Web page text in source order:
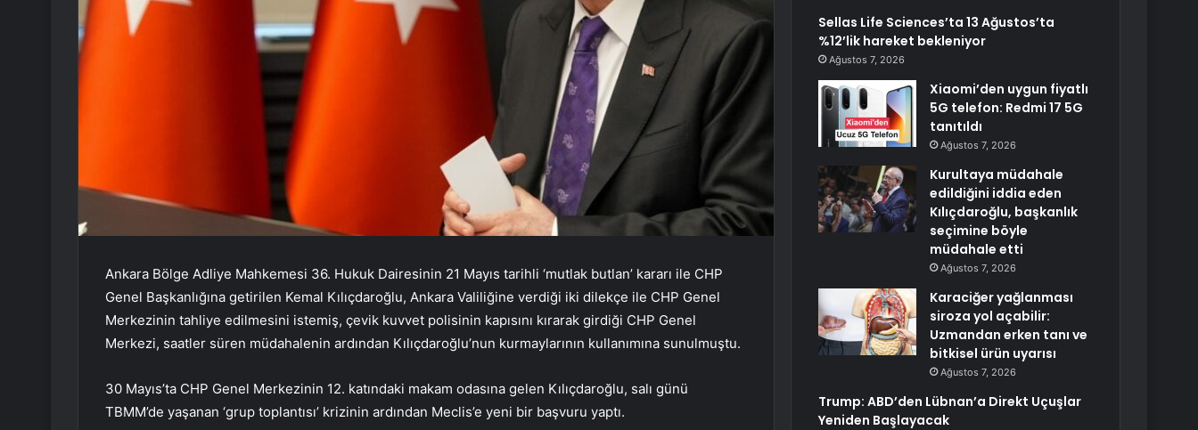
Ankara Bölge Adliye Mahkemesi 36. Hukuk Dairesinin 21 Mayıs tarihli ‘mutlak butlan’ kararı ile CHP
Genel Başkanlığına getirilen Kemal Kılıçdaroğlu, Ankara Valiliğine verdiği iki dilekçe ile CHP Genel
Merkezinin tahliye edilmesini istemiş, çevik kuvvet polisinin kapısını kırarak girdiği CHP Genel
Merkezi, saatler süren müdahalenin ardından Kılıçdaroğlu’nun kurmaylarının kullanımına sunulmuştu.
30 Mayıs’ta CHP Genel Merkezinin 12. katındaki makam odasına gelen Kılıçdaroğlu, salı günü
TBMM’de yaşanan ‘grup toplantısı’ krizinin ardından Meclis’e yeni bir başvuru yaptı.
Sellas Life Sciences’ta 13 Ağustos’ta
%12’lik hareket bekleniyor
Ağustos 7, 2026
Xiaomi’den uygun fiyatlı
5G telefon: Redmi 17 5G
tanıtıldı
Ağustos 7, 2026
Kurultaya müdahale
edildiğini iddia eden
Kılıçdaroğlu, başkanlık
seçimine böyle
müdahale etti
Ağustos 7, 2026
Karaciğer yağlanması
siroza yol açabilir:
Uzmandan erken tanı ve
bitkisel ürün uyarısı
Ağustos 7, 2026
Trump: ABD’den Lübnan’a Direkt Uçuşlar
Yeniden Başlayacak